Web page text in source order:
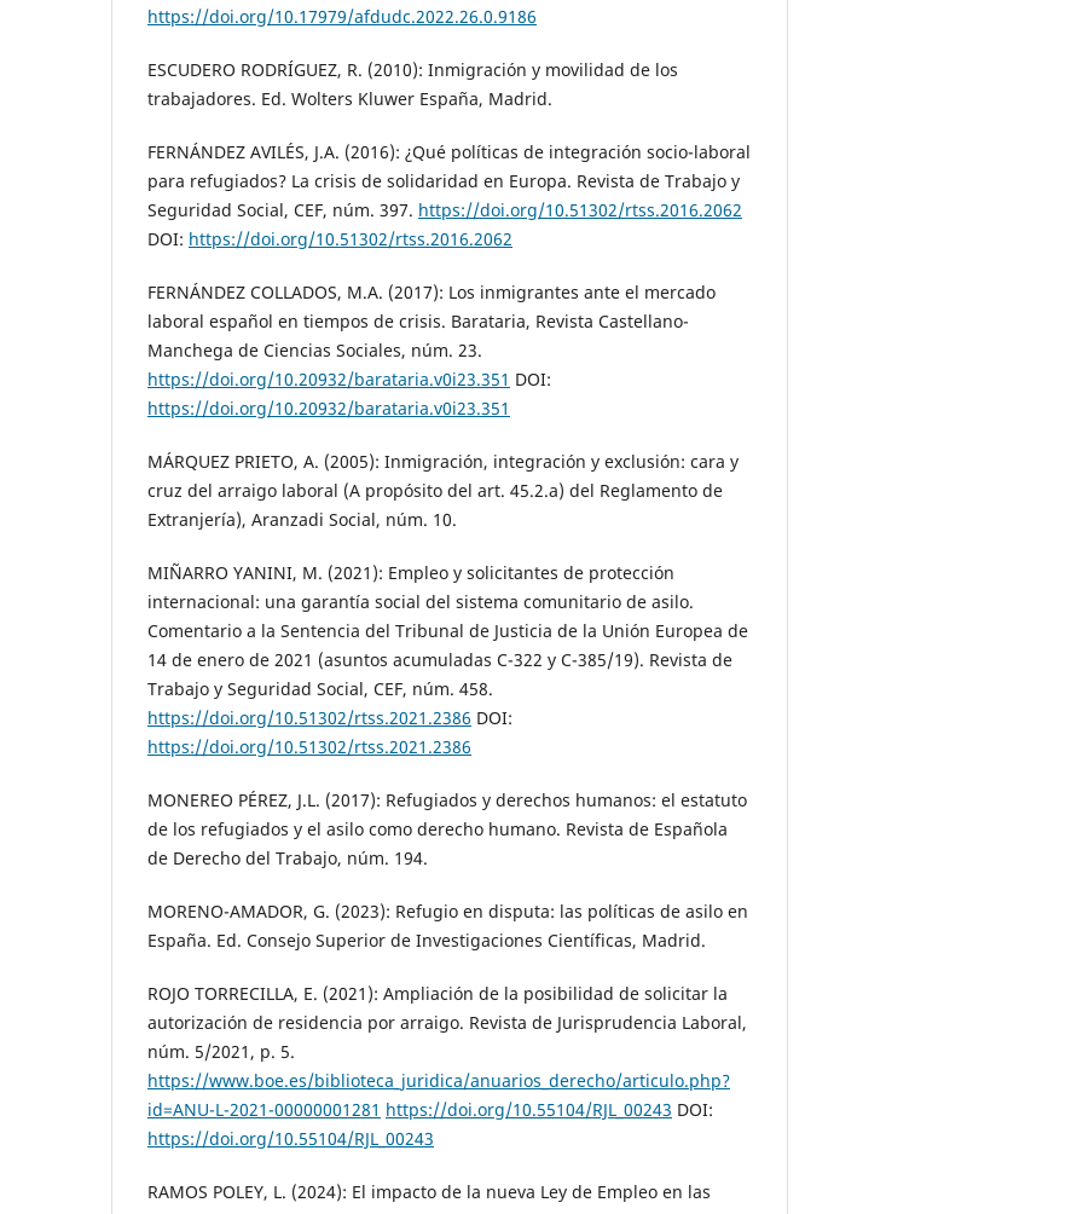
https://doi.org/10.17979/afdudc.2022.26.0.9186
ESCUDERO RODRÍGUEZ, R. (2010): Inmigración y movilidad de los
trabajadores. Ed. Wolters Kluwer España, Madrid.
FERNÁNDEZ AVILÉS, J.A. (2016): ¿Qué políticas de integración socio-laboral
para refugiados? La crisis de solidaridad en Europa. Revista de Trabajo y
Seguridad Social, CEF, núm. 397. https://doi.org/10.51302/rtss.2016.2062
DOI: https://doi.org/10.51302/rtss.2016.2062
FERNÁNDEZ COLLADOS, M.A. (2017): Los inmigrantes ante el mercado
laboral español en tiempos de crisis. Barataria, Revista Castellano-
Manchega de Ciencias Sociales, núm. 23.
https://doi.org/10.20932/barataria.v0i23.351 DOI:
https://doi.org/10.20932/barataria.v0i23.351
MÁRQUEZ PRIETO, A. (2005): Inmigración, integración y exclusión: cara y
cruz del arraigo laboral (A propósito del art. 45.2.a) del Reglamento de
Extranjería), Aranzadi Social, núm. 10.
MIÑARRO YANINI, M. (2021): Empleo y solicitantes de protección
internacional: una garantía social del sistema comunitario de asilo.
Comentario a la Sentencia del Tribunal de Justicia de la Unión Europea de
14 de enero de 2021 (asuntos acumuladas C-322 y C-385/19). Revista de
Trabajo y Seguridad Social, CEF, núm. 458.
https://doi.org/10.51302/rtss.2021.2386 DOI:
https://doi.org/10.51302/rtss.2021.2386
MONEREO PÉREZ, J.L. (2017): Refugiados y derechos humanos: el estatuto
de los refugiados y el asilo como derecho humano. Revista de Española
de Derecho del Trabajo, núm. 194.
MORENO-AMADOR, G. (2023): Refugio en disputa: las políticas de asilo en
España. Ed. Consejo Superior de Investigaciones Científicas, Madrid.
ROJO TORRECILLA, E. (2021): Ampliación de la posibilidad de solicitar la
autorización de residencia por arraigo. Revista de Jurisprudencia Laboral,
núm. 5/2021, p. 5.
https://www.boe.es/biblioteca_juridica/anuarios_derecho/articulo.php?
id=ANU-L-2021-00000001281 https://doi.org/10.55104/RJL_00243 DOI:
https://doi.org/10.55104/RJL_00243
RAMOS POLEY, L. (2024): El impacto de la nueva Ley de Empleo en las